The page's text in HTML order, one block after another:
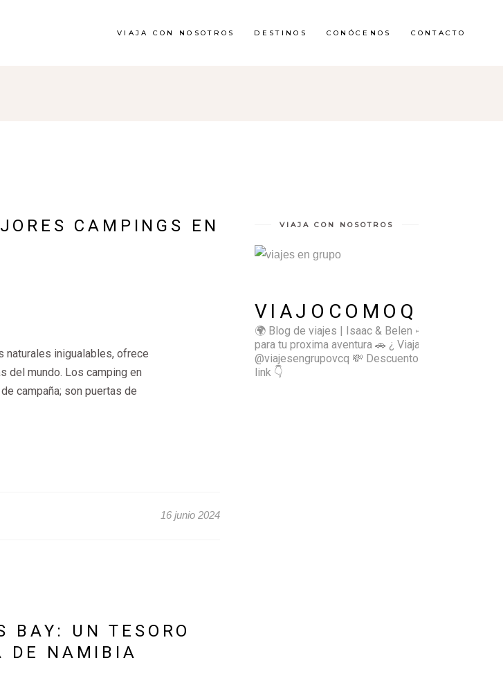
VIAJA CON NOSOTROS DESTINOS CONÓCENOS CONTACTO
CAMPINGS EN
naturales inigualables, ofrece
del mundo. Los camping en
campaña; son puertas de
16 junio 2024
BAY: UN TESORO
DE NAMIBIA
VIAJA CON NOSOTROS
VIAJOCOMOQUIERO
🌍 Blog de viajes | Isaac & Belen ✈️ Inspírate
para tu proxima aventura 🚗 ¿ Viajas sol@? 👉🏻
@viajesengrupovcq 💸 Descuentos y tips en el
link 👇